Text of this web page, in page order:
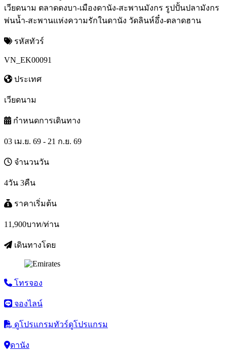
เวียดนาม ตลาดดงบา-เมืองดานัง-สะพานมังกร รูปปั้นปลามังกร
พ่นน้ำ-สะพานแห่งความรักในดานัง วัดลินห์อึ๋ง-ตลาดฮาน
รหัสทัวร์
VN_EK00091
ประเทศ
เวียดนาม
กำหนดการเดินทาง
03 เม.ย. 69 - 21 ก.ย. 69
จำนวนวัน
4วัน 3คืน
ราคาเริ่มต้น
11,900บาท/ท่าน
เดินทางโดย
โทรจอง
จองไลน์
ดูโปรแกรมทัวร์ดูโปรแกรม
ดานัง